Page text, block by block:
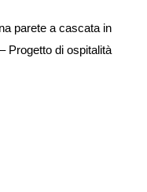
parete a cascata in
Progetto di ospitalità